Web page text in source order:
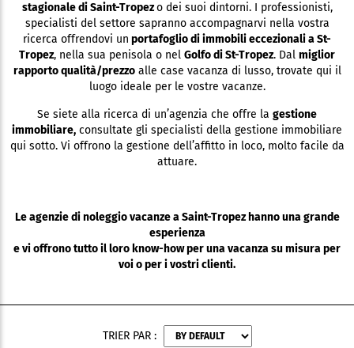
stagionale di Saint-Tropezo dei suoi dintorni. I professionisti,
specialisti del settore sapranno accompagnarvi nella vostra
ricerca offrendovi un portafoglio di immobili eccezionali a St-
Tropez, nella sua penisola o nel Golfo di St-Tropez. Dal miglior
rapporto qualità/prezzoalle case vacanza di lusso, trovate qui il
luogo ideale per le vostre vacanze.
Se siete alla ricerca di un’agenzia che offre la gestione
immobiliare, consultate gli specialisti della gestione immobiliare
qui sotto. Vi offrono la gestione dell’affitto in loco, molto facile da
attuare.
Le agenzie di noleggio vacanze a Saint-Tropez hanno una grande
esperienza
e vi offrono tutto il loro know-how per una vacanza su misura per
voi o per i vostri clienti.
TRIER PAR :